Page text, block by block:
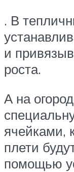
. В
и
роста.
А на
ячейками,
плети
помощью